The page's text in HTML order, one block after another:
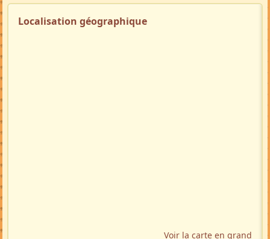
Localisation géographique
Voir la carte en grand